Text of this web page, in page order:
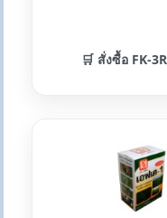
🛒 สั่งซื้อ FK-